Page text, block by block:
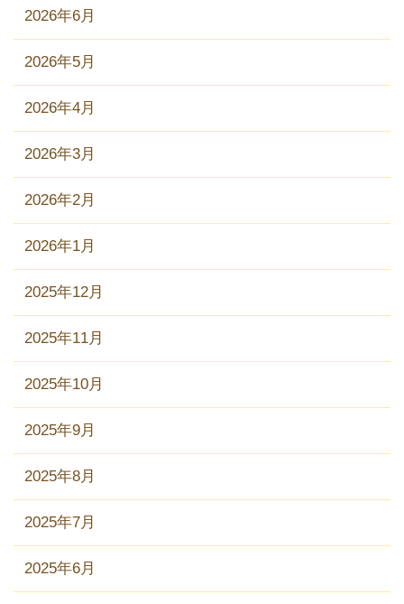
2026年6月
2026年5月
2026年4月
2026年3月
2026年2月
2026年1月
2025年12月
2025年11月
2025年10月
2025年9月
2025年8月
2025年7月
2025年6月